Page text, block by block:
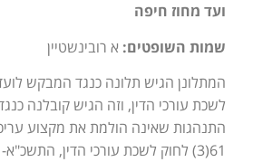
ועד מחוז חיפה
שמות השופטים: א רובינשטיין
המתלונן הגיש תלונה כנגד המבקש
לשכת עורכי הדין, וזה הגיש קובלנה
התנהגות שאינה הולמת את מקצוע